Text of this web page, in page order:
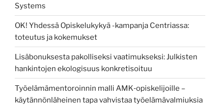
Systems
OK! Yhdessä Opiskelukykyä -kampanja Centriassa:
toteutus ja kokemukset
Lisäbonuksesta pakolliseksi vaatimukseksi: Julkisten
hankintojen ekologisuus konkretisoituu
Työelämämentoroinnin malli AMK‑opiskelijoille –
käytännönläheinen tapa vahvistaa työelämävalmiuksia